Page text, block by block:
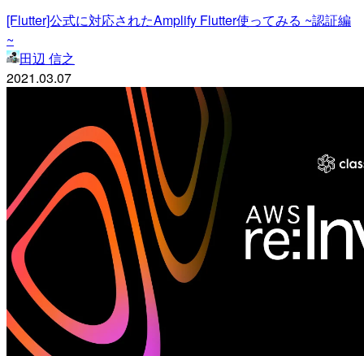
[Flutter]公式に対応されたAmplify Flutter使ってみる ~認証編
~
田辺 信之
2021.03.07